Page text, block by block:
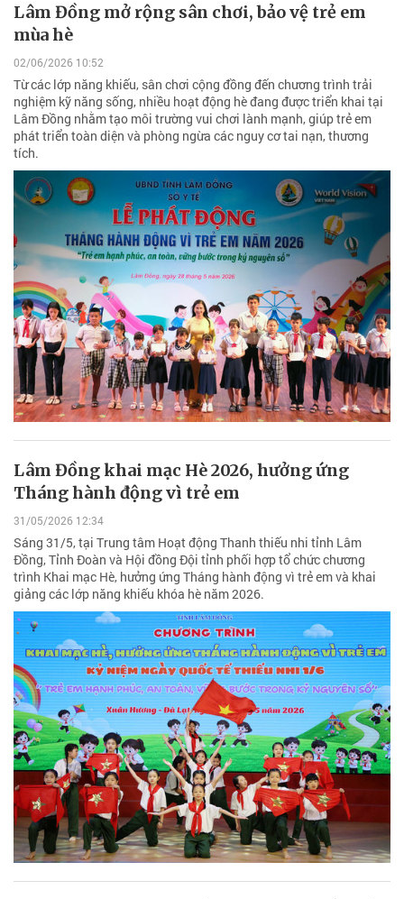
Lâm Đồng mở rộng sân chơi, bảo vệ trẻ em
mùa hè
02/06/2026 10:52
Từ các lớp năng khiếu, sân chơi cộng đồng đến chương trình trải
nghiệm kỹ năng sống, nhiều hoạt động hè đang được triển khai tại
Lâm Đồng nhằm tạo môi trường vui chơi lành mạnh, giúp trẻ em
phát triển toàn diện và phòng ngừa các nguy cơ tai nạn, thương
tích.
Lâm Đồng khai mạc Hè 2026, hưởng ứng
Tháng hành động vì trẻ em
31/05/2026 12:34
Sáng 31/5, tại Trung tâm Hoạt động Thanh thiếu nhi tỉnh Lâm
Đồng, Tỉnh Đoàn và Hội đồng Đội tỉnh phối hợp tổ chức chương
trình Khai mạc Hè, hưởng ứng Tháng hành động vì trẻ em và khai
giảng các lớp năng khiếu khóa hè năm 2026.